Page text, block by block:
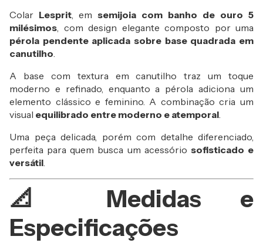
Colar Lesprit, em semijoia com banho de ouro 5
milésimos, com design elegante composto por uma
pérola pendente aplicada sobre base quadrada em
canutilho.
A base com textura em canutilho traz um toque
moderno e refinado, enquanto a pérola adiciona um
elemento clássico e feminino. A combinação cria um
visual equilibrado entre moderno e atemporal.
Uma peça delicada, porém com detalhe diferenciado,
perfeita para quem busca um acessório sofisticado e
versátil.
📐 Medidas e
Especificações